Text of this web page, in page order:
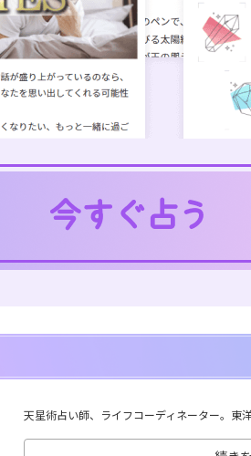
天星術占い師、ライフコーディネーター。東